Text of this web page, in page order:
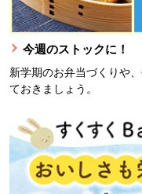
今週のストックに！
新学期のお弁当づくりや
ておきましょう。